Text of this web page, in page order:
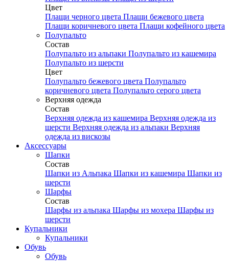
Цвет
Плащи черного цвета Плащи бежевого цвета
Плащи коричневого цвета Плащи кофейного цвета
Полупальто
Состав
Полупальто из альпаки Полупальто из кашемира
Полупальто из шерсти
Цвет
Полупальто бежевого цвета Полупальто
коричневого цвета Полупальто серого цвета
Верхняя одежда
Состав
Верхняя одежда из кашемира Верхняя одежда из
шерсти Верхняя одежда из альпаки Верхняя
одежда из вискозы
Аксесcуары
Шапки
Состав
Шапки из Альпака Шапки из кашемира Шапки из
шерсти
Шарфы
Состав
Шарфы из альпака Шарфы из мохера Шарфы из
шерсти
Купальники
Купальники
Обувь
Обувь